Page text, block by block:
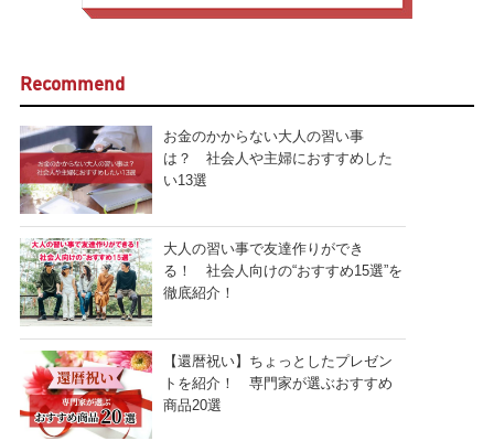
Recommend
お金のかからない大人の習い事
は？ 社会人や主婦におすすめした
い13選
大人の習い事で友達作りができ
る！ 社会人向けの“おすすめ15選”を
徹底紹介！
【還暦祝い】ちょっとしたプレゼン
トを紹介！ 専門家が選ぶおすすめ
商品20選